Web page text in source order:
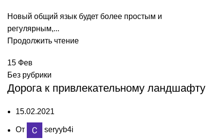
Новый общий язык будет более простым и
регулярным,...
Продолжить чтение
15 Фев
Без рубрики
Дорога к привлекательному ландшафту
15.02.2021
От seryyb4i